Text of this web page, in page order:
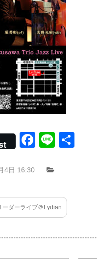
Facebook
Line
4日 16:30
ーダーライブ＠Lydian